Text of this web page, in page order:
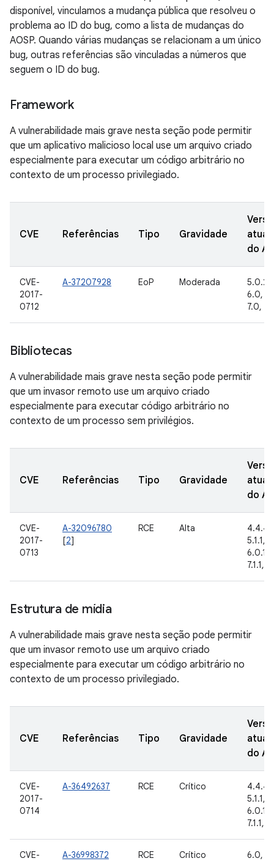
disponível, vinculamos a mudança pública que resolveu o
problema ao ID do bug, como a lista de mudanças do
AOSP. Quando várias mudanças se relacionam a um único
bug, outras referências são vinculadas a números que
seguem o ID do bug.
Framework
A vulnerabilidade mais grave nesta seção pode permitir
que um aplicativo malicioso local use um arquivo criado
especialmente para executar um código arbitrário no
contexto de um processo privilegiado.
CVE Referências Tipo Gravidade
do
CVE-
2017-
0712
A-37207928 EoP Moderada
5.0.2,
6.0,
7.0,
Bibliotecas
A vulnerabilidade mais grave nesta seção pode permitir
que um invasor remoto use um arquivo criado
especialmente para executar código arbitrário no
contexto de um processo sem privilégios.
CVE Referências Tipo Gravidade
do
CVE-
2017-
0713
A-32096780
[2]
RCE Alta
4.4.4,
5.1.1,
6.0.1,
7.1.1,
Estrutura de mídia
A vulnerabilidade mais grave nesta seção pode permitir
que um invasor remoto use um arquivo criado
especialmente para executar um código arbitrário no
contexto de um processo privilegiado.
CVE Referências Tipo Gravidade
do
CVE-
2017-
0714
A-36492637 RCE Crítico
4.4.4,
5.1.1,
6.0.1,
7.1.1,
CVE-
A-36998372 RCE Crítico
6.0,